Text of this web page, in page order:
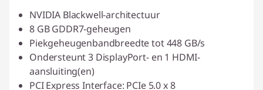
NVIDIA Blackwell-architectuur
8 GB GDDR7-geheugen
Piekgeheugenbandbreedte tot 448 GB/s
Ondersteunt 3 DisplayPort- en 1 HDMI-
aansluiting(en)
PCI Express Interface: PCIe 5.0 x 8